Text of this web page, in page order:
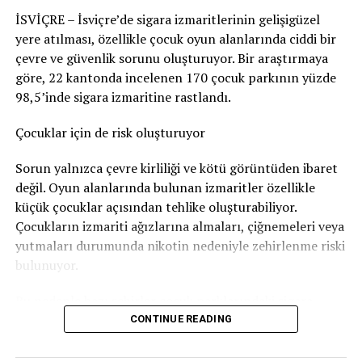
aldığı sonucuna vardı. Bu nedenle adam hakkında
Nötigung (zorlama)suçundan ceza verildi.
96 gün soruşturma tutukluluğunda kaldı
para cezasıverdi. Bu ceza şartlı olarak hükme bağlandı.
Ancak adam soruşturma sırasında96 gün tutuklu
kaldığıiçin bu süre cezadan mahsup edildi. Böylece
geriye 24 günlük, yani1.920 franklıkşartlı ceza kaldı.
Bunun yanında800 frank para cezasıödemesine karar
verildi.
frank diğer yargılama giderlerinikarşılaması
gerekiyor.
İSVİÇRE – İsviçre’de sigara izmaritlerinin gelişigüzel
yere atılması, özellikle çocuk oyun alanlarında ciddi bir
çevre ve güvenlik sorunu oluşturuyor. Bir araştırmaya
göre, 22 kantonda incelenen 170 çocuk parkının yüzde
98,5’inde sigara izmaritine rastlandı.
Çocuklar için de risk oluşturuyor
Sorun yalnızca çevre kirliliği ve kötü görüntüden ibaret
değil. Oyun alanlarında bulunan izmaritler özellikle
küçük çocuklar açısından tehlike oluşturabiliyor.
Çocukların izmariti ağızlarına almaları, çiğnemeleri veya
yutmaları durumunda nikotin nedeniyle zehirlenme riski
bulunuyor.
izmariti sorununa karşı özel kampanyalar yürütüyor.
Bern’den dikkat çeken kampanya
CONTINUE READING